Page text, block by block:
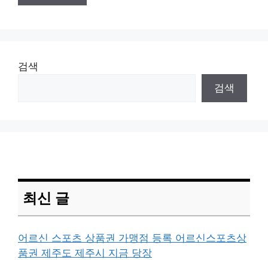
검색
검색
최신 글
어르신 스포츠 상품권 가맹점 등록 어르신스포츠상
품권 제주도 제주시 지금 당장